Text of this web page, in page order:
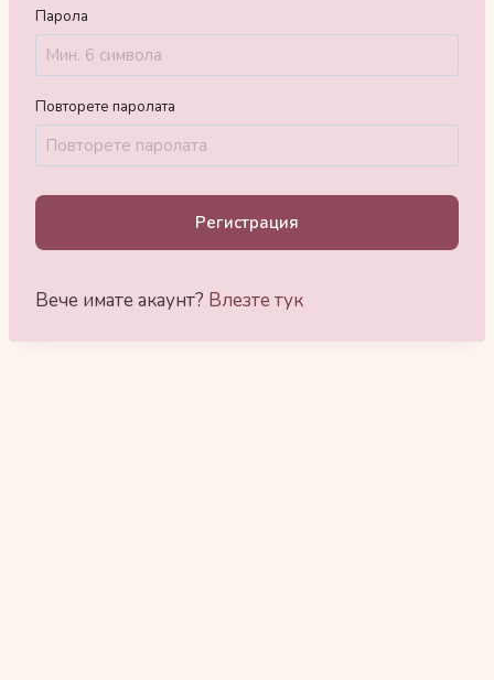
Парола
Повторете паролата
Регистрация
Вече имате акаунт? Влезте тук